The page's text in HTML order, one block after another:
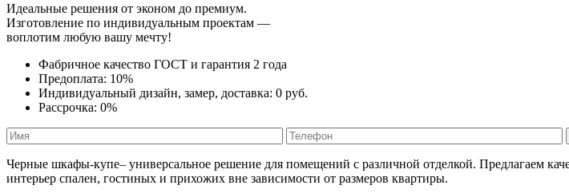
Идеальные решения от эконом до премиум.
Изготовление по индивидуальным проектам —
воплотим любую вашу мечту!
Фабричное качество ГОСТ и гарантия 2 года
Предоплата: 10%
Индивидуальный дизайн, замер, доставка: 0 руб.
Рассрочка: 0%
Черные шкафы-купе– универсальное решение для помещений с различной отделкой. Предлагаем
интерьер спален, гостиных и прихожих вне зависимости от размеров квартиры.